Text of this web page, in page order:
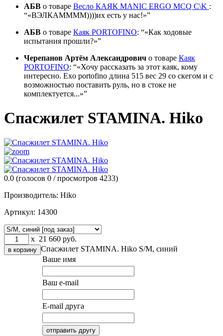
АБВ о товаре Весло КАЯК MANIC ERGO MCQ C\K :
«ВЭЛКАММММ))))их есть у нас!»
АБВ о товаре Каяк PORTOFINO:
«Как ходовые
испытания прошли?»
Черепанов Артём Александрович о товаре Каяк
PORTOFINO:
«Хочу рассказать за этот каяк, кому
интересно. Exo portofino длина 515 вес 29 со скегом и с
возможностью поставить руль, но в стоке не
комплектуется...»
Спасжилет STAMINA. Hiko
0.0 (голосов 0 / просмотров 4233)
Производитель: Hiko
Артикул: 14300
x 21 660 руб.
Спасжилет STAMINA. Hiko S/M, синий
Ваше имя
Ваш e-mail
E-mail друга